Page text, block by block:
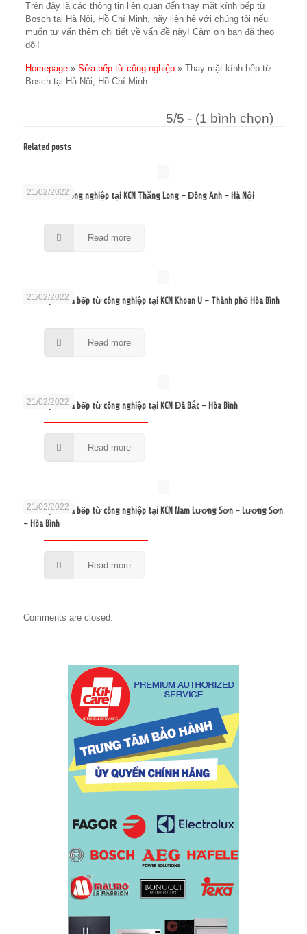
Trên đây là các thông tin liên quan đến thay mặt kính bếp từ
Bosch tại Hà Nội, Hồ Chí Minh, hãy liên hệ với chúng tôi nếu
muốn tư vấn thêm chi tiết về vấn đề này! Cảm ơn bạn đã theo
dõi!
Homepage »Sửa bếp từ công nghiệp »Thay mặt kính bếp từ
Bosch tại Hà Nội, Hồ Chí Minh
5/5 - (1 bình chọn)
Related posts
21/02/2022
Sửa bếp từ công nghiệp tại KCN Thăng Long – Đông Anh – Hà Nội
Read more
21/02/2022
Sửa bếp từ và bếp từ công nghiệp tại KCN Khoan U – Thành phố Hòa Bình
Read more
21/02/2022
Sửa bếp từ và bếp từ công nghiệp tại KCN Đà Bắc – Hòa Bình
Read more
21/02/2022
Sửa bếp từ và bếp từ công nghiệp tại KCN Nam Lương Sơn – Lương Sơn
– Hòa Bình
Read more
Comments are closed.